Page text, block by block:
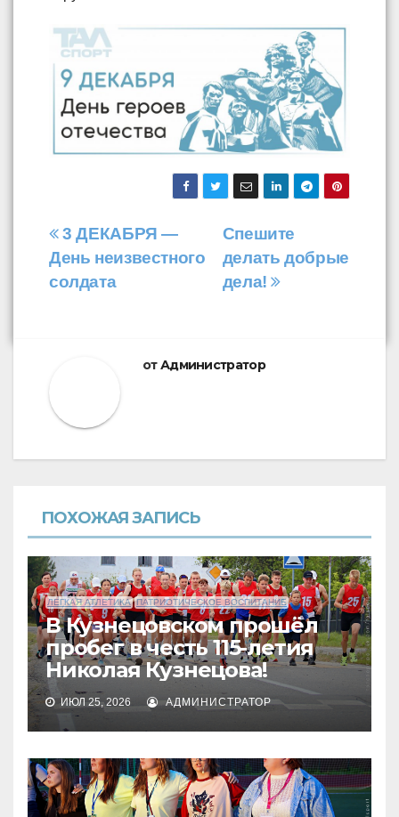
Навигация
по
Спешите
делать добрые
дела!
3 ДЕКАБРЯ —
День неизвестного
солдата
отАдминистратор
ПОХОЖАЯ ЗАПИСЬ
ЛЕГКАЯ АТЛЕТИКА ПАТРИОТИЧЕСКОЕ ВОСПИТАНИЕ
В Кузнецовском прошёл
пробег в честь 115-летия
Николая Кузнецова!
ИЮЛ 25, 2026 АДМИНИСТРАТОР